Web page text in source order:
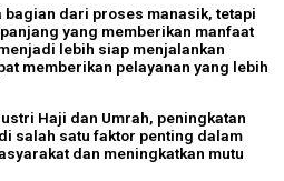
bagian dari proses manasik, tetapi
yang memberikan manfaat
lebih siap menjalankan
memberikan pelayanan yang lebih
Haji dan Umrah, peningkatan
salah satu faktor penting dalam
dan meningkatkan mutu